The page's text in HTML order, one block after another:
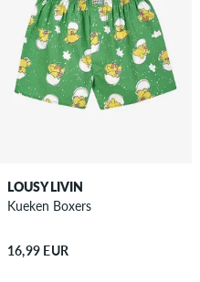
LOUSY LIVIN
Kueken Boxers
16,99 EUR